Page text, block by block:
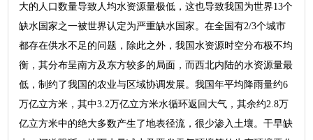
大的人口数量导致人均水资源量极低，这也导致我国为世界13个
缺水国家之一被世界认定为严重缺水国家。在全国有2/3个城市
都存在供水不足的问题，除此之外，我国水资源时空分布极不均
衡，其分布呈南方及东方较多的局面，而西北内陆的水资源量最
低，制约了我国的农业与区域协调发展。我国年平均降雨量约6
万亿立方米，其中3.2万亿立方米水循环返回大气，其余约2.8万
亿立方米中的绝大多数产生了地表径流，很少渗入土壤。干早缺